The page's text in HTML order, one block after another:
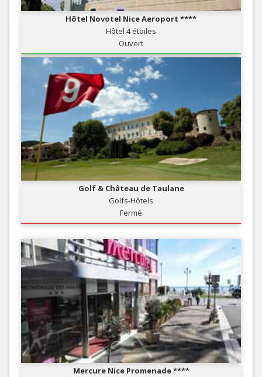
Hôtel Novotel Nice Aeroport ****
Hôtel 4 étoiles
Ouvert
Golf & Château de Taulane
Golfs-Hôtels
Fermé
Mercure Nice Promenade ****